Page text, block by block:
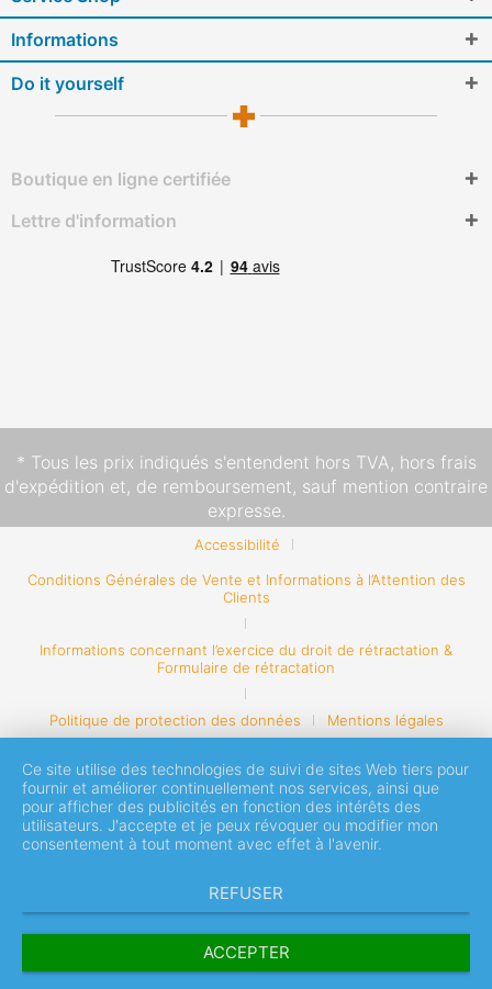
Informations
Do it yourself
Boutique en ligne certifiée
Lettre d'information
* Tous les prix indiqués s'entendent hors TVA, hors frais
d'expédition et, de remboursement, sauf mention contraire
expresse.
Accessibilité
Conditions Générales de Vente et Informations à l’Attention des
Clients
Informations concernant l’exercice du droit de rétractation &
Formulaire de rétractation
Politique de protection des données Mentions légales
Ce site utilise des technologies de suivi de sites Web tiers pour
fournir et améliorer continuellement nos services, ainsi que
pour afficher des publicités en fonction des intérêts des
utilisateurs. J'accepte et je peux révoquer ou modifier mon
consentement à tout moment avec effet à l'avenir.
REFUSER
ACCEPTER